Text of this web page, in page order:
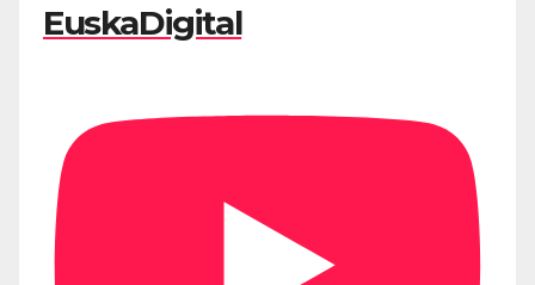
EuskaDigital